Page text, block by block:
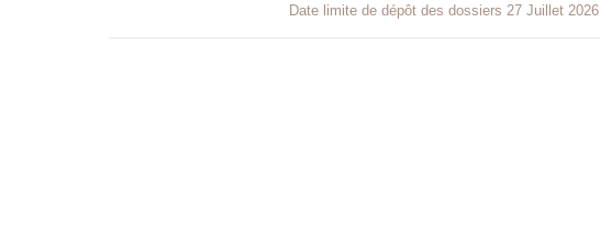
Date limite de dépôt des dossiers 27 Juillet 2026